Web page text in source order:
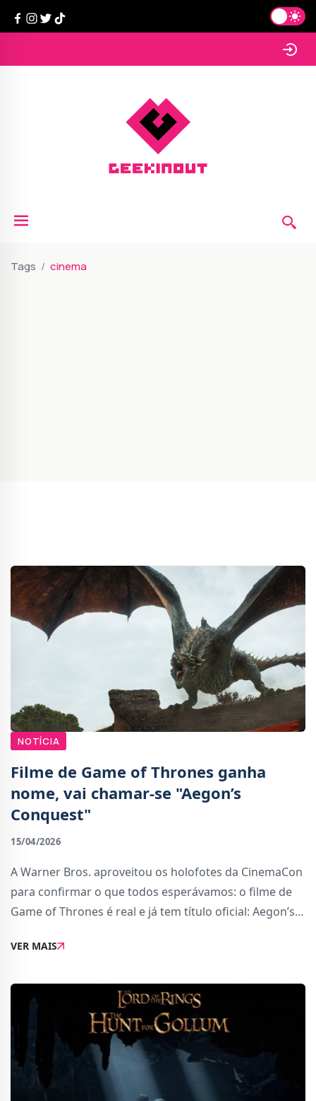
Tags cinema
NOTÍCIA
Filme de Game of Thrones ganha
nome, vai chamar-se "Aegon’s
Conquest"
15/04/2026
A Warner Bros. aproveitou os holofotes da CinemaCon
para confirmar o que todos esperávamos: o filme de
Game of Thrones é real e já tem título oficial: Aegon’s
ao &#039;ponto zero&#039; de Wester
VER MAIS